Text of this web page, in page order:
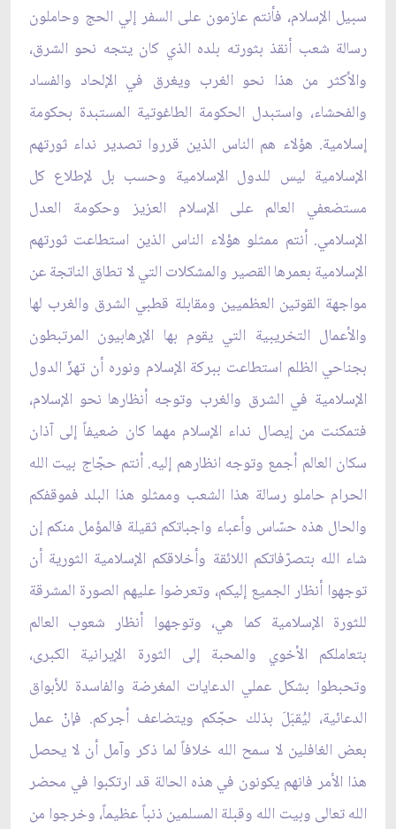
سبيل الإسلام، فأنتم عازمون على السفر إلي الحج وحاملون
رسالة شعب أنقذ بثورته بلده الذي كان يتجه نحو الشرق،
والأكثر من هذا نحو الغرب ويغرق في الإلحاد والفساد
والفحشاء، واستبدل الحكومة الطاغوتية المستبدة بحكومة
إسلامية. هؤلاء هم الناس الذين قرروا تصدير نداء ثورتهم
الإسلامية ليس للدول الإسلامية وحسب بل لإطلاع كل
مستضعفي العالم على الإسلام العزيز وحكومة العدل
الإسلامي. أنتم ممثلو هؤلاء الناس الذين استطاعت ثورتهم
الإسلامية بعمرها القصير والمشكلات التي لا تطاق الناتجة عن
مواجهة القوتين العظميين ومقابلة قطبي الشرق والغرب لها
والأعمال التخريبية التي يقوم بها الإرهابيون المرتبطون
بجناحي الظلم استطاعت ببركة الإسلام ونوره أن تهزّ الدول
الإسلامية في الشرق والغرب وتوجه أنظارها نحو الإسلام،
فتمكنت من إيصال نداء الإسلام مهما كان ضعيفاً إلى آذان
سكان العالم أجمع وتوجه انظارهم إليه. أنتم حجّاج بيت الله
الحرام حاملو رسالة هذا الشعب وممثلو هذا البلد فموقفكم
والحال هذه حسّاس وأعباء واجباتكم ثقيلة فالمؤمل منكم إن
شاء الله بتصرّفاتكم اللائقة وأخلاقكم الإسلامية الثورية أن
توجهوا أنظار الجميع إليكم، وتعرضوا عليهم الصورة المشرقة
للثورة الإسلامية كما هي، وتوجهوا أنظار شعوب العالم
بتعاملكم الأخوي والمحبة إلى الثورة الإيرانية الكبرى،
وتحبطوا بشكل عملي الدعايات المغرضة والفاسدة للأبواق
الدعائية، ليُقبَلَ بذلك حجّكم ويتضاعف أجركم. فإنْ عمل
بعض الغافلين لا سمح الله خلافاً لما ذكر وآمل أن لا يحصل
هذا الأمر فانهم يكونون في هذه الحالة قد ارتكبوا في محضر
الله تعالى وبيت الله وقبلة المسلمين ذنباً عظيماً، وخرجوا من